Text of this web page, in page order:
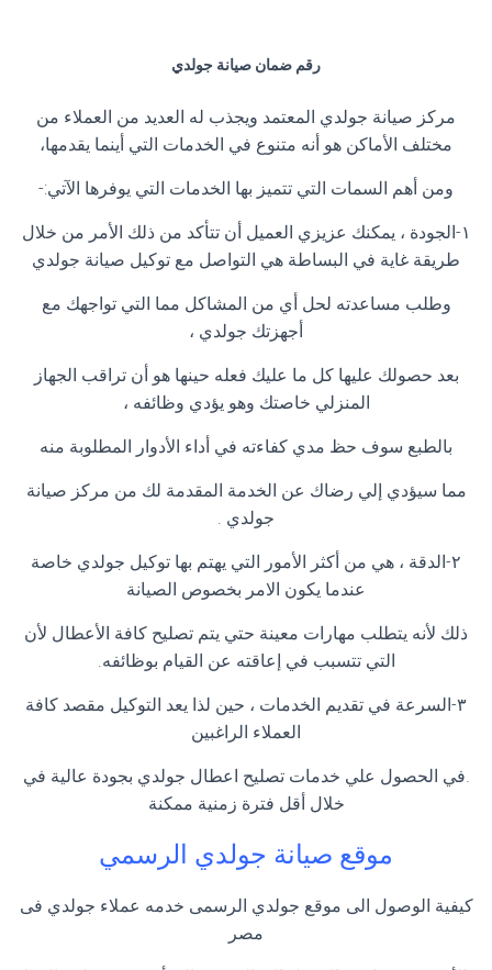
رقم ضمان صيانة جولدي
مركز صيانة جولدي المعتمد ويجذب له العديد من العملاء من
مختلف الأماكن هو أنه متنوع في الخدمات التي أينما يقدمها،
ومن أهم السمات التي تتميز بها الخدمات التي يوفرها الآتي:-
١-الجودة ، يمكنك عزيزي العميل أن تتأكد من ذلك الأمر من خلال
طريقة غاية في البساطة هي التواصل مع توكيل صيانة جولدي
وطلب مساعدته لحل أي من المشاكل مما التي تواجهك مع
أجهزتك جولدي ،
بعد حصولك عليها كل ما عليك فعله حينها هو أن تراقب الجهاز
المنزلي خاصتك وهو يؤدي وظائفه ،
بالطبع سوف حظ مدي كفاءته في أداء الأدوار المطلوبة منه
مما سيؤدي إلي رضاك عن الخدمة المقدمة لك من مركز صيانة
جولدي .
٢-الدقة ، هي من أكثر الأمور التي يهتم بها توكيل جولدي خاصة
عندما يكون الامر بخصوص الصيانة
ذلك لأنه يتطلب مهارات معينة حتي يتم تصليح كافة الأعطال لأن
التي تتسبب في إعاقته عن القيام بوظائفه.
٣-السرعة في تقديم الخدمات ، حين لذا يعد التوكيل مقصد كافة
العملاء الراغبين
.في الحصول علي خدمات تصليح اعطال جولدي بجودة عالية في
خلال أقل فترة زمنية ممكنة
موقع صيانة جولدي الرسمي
كيفية الوصول الى موقع جولدي الرسمى خدمه عملاء جولدي فى
مصر